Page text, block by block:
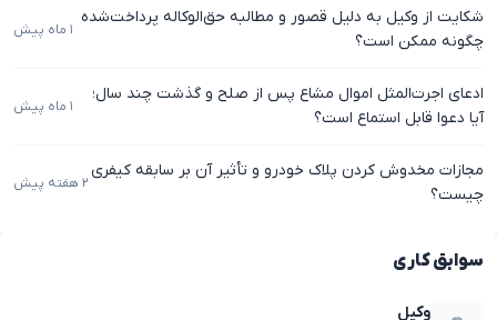
شکایت از وکیل به دلیل قصور و مطالبه حق‌الوکاله پرداخت‌شده
چگونه ممکن است؟
۱ ماه پیش
ادعای اجرت‌المثل اموال مشاع پس از صلح و گذشت چند سال؛
آیا دعوا قابل استماع است؟
۱ ماه پیش
مجازات مخدوش کردن پلاک خودرو و تأثیر آن بر سابقه کیفری
چیست؟
۲ هفته پیش
سوابق کاری
وکیل